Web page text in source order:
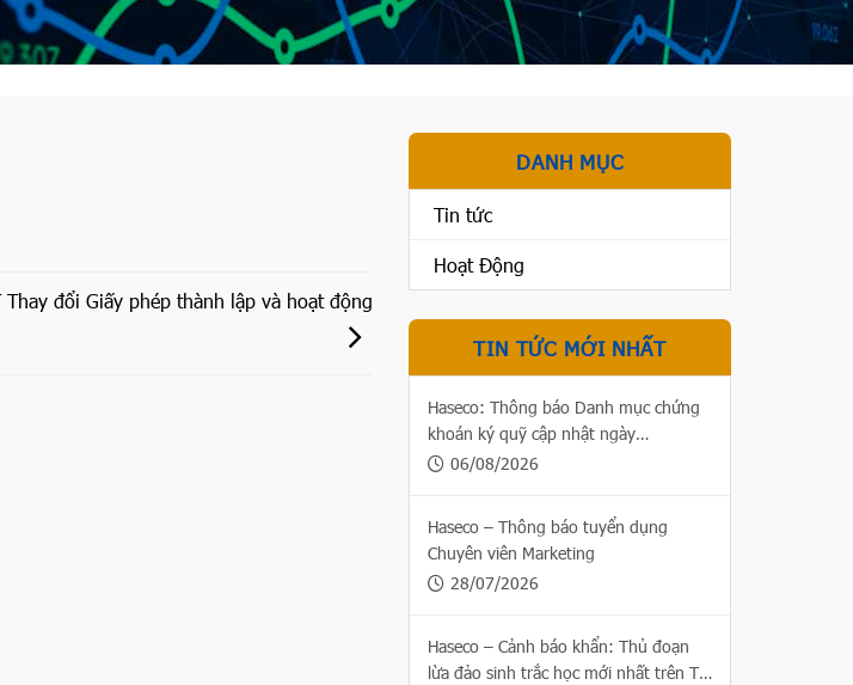
Thay đổi Giấy phép thành lập và hoạt động
DANH MỤC
Tin tức
Hoạt Động
TIN TỨC MỚI NHẤT
Haseco: Thông báo Danh mục chứng
khoán ký quỹ cập nhật ngày
06/08/2026
06/08/2026
Haseco – Thông báo tuyển dụng
Chuyên viên Marketing
28/07/2026
Haseco – Cảnh báo khẩn: Thủ đoạn
lừa đảo sinh trắc học mới nhất trên Thị